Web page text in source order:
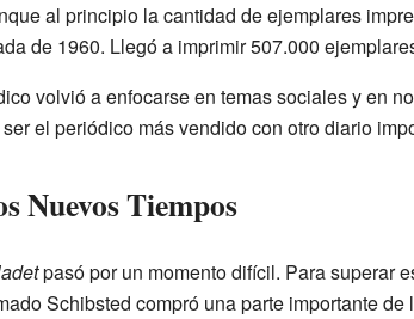
al principio la cantidad de ejemplares
de 1960. Llegó a imprimir 507.000
volvió a enfocarse en temas sociales y en
el periódico más vendido con otro diario
Nuevos Tiempos
pasó por un momento difícil. Para superar
Schibsted compró una parte importante